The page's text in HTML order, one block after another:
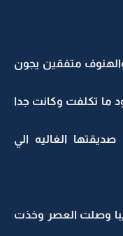
متفقين يجون
ما تكلفت وكانت جدا
الغاليه الي
وصلت العصر وخذت